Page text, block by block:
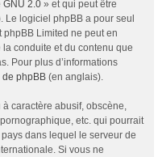
2.0 » et qui peut être
Le logiciel phpBB a pour seul
Limited ne peut en
conduite et du contenu que
Pour plus d’informations
de phpBB (en anglais).
caractère abusif, obscène,
etc. qui pourrait
dans lequel le serveur de
Si vous ne